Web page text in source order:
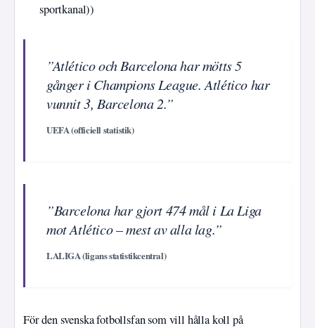
sportkanal))
”Atlético och Barcelona har mötts 5
gånger i Champions League. Atlético har
vunnit 3, Barcelona 2.”
UEFA (officiell statistik)
”Barcelona har gjort 474 mål i La Liga
mot Atlético – mest av alla lag.”
LALIGA (ligans statistikcentral)
För den svenska fotbollsfan som vill hålla koll på